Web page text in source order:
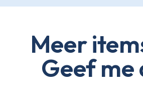
Meer
Geef me